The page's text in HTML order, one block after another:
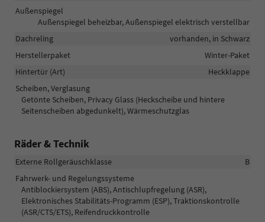
Außenspiegel
Außenspiegel beheizbar, Außenspiegel elektrisch verstellbar
Dachreling
vorhanden, in Schwarz
Herstellerpaket
Winter-Paket
Hintertür (Art)
Heckklappe
Scheiben, Verglasung
Getönte Scheiben, Privacy Glass (Heckscheibe und hintere
Seitenscheiben abgedunkelt), Wärmeschutzglas
Räder & Technik
Externe Rollgeräuschklasse
B
Fahrwerk- und Regelungssysteme
Antiblockiersystem (ABS), Antischlupfregelung (ASR),
Elektronisches Stabilitäts-Programm (ESP), Traktionskontrolle
(ASR/CTS/ETS), Reifendruckkontrolle